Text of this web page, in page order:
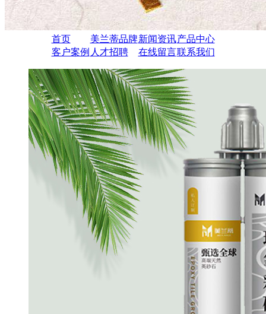
首页 美兰蒂品牌新闻资讯产品中心
客户案例 人才招聘 在线留言联系我们